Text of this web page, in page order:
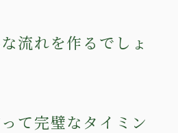
流れを作るでしょ
て完璧なタイミン